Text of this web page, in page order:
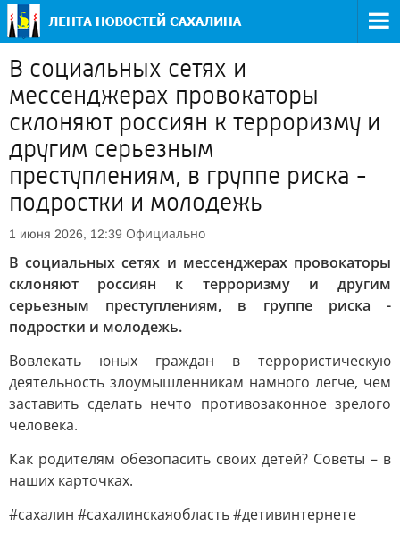
В социальных сетях и
мессенджерах провокаторы
склоняют россиян к терроризму и
другим серьезным
преступлениям, в группе риска -
подростки и молодежь
1 июня 2026, 12:39 Официально
В социальных сетях и мессенджерах провокаторы
склоняют россиян к терроризму и другим
серьезным преступлениям, в группе риска -
подростки и молодежь.
Вовлекать юных граждан в террористическую
деятельность злоумышленникам намного легче, чем
заставить сделать нечто противозаконное зрелого
человека.
Как родителям обезопасить своих детей? Советы – в
наших карточках.
#сахалин #сахалинскаяобласть #детивинтернете